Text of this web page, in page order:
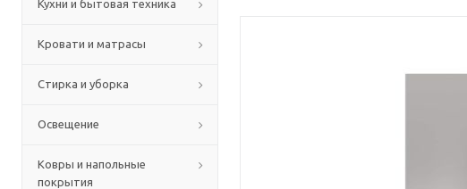
Кухни и бытовая техника
Кровати и матрасы
Стирка и уборка
Освещение
Ковры и напольные
покрытия